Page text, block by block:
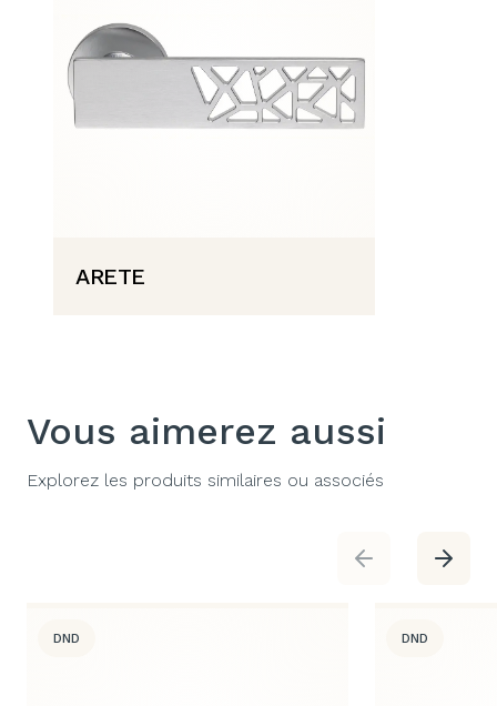
ARETE
Vous aimerez aussi
Explorez les produits similaires ou associés
DND DND